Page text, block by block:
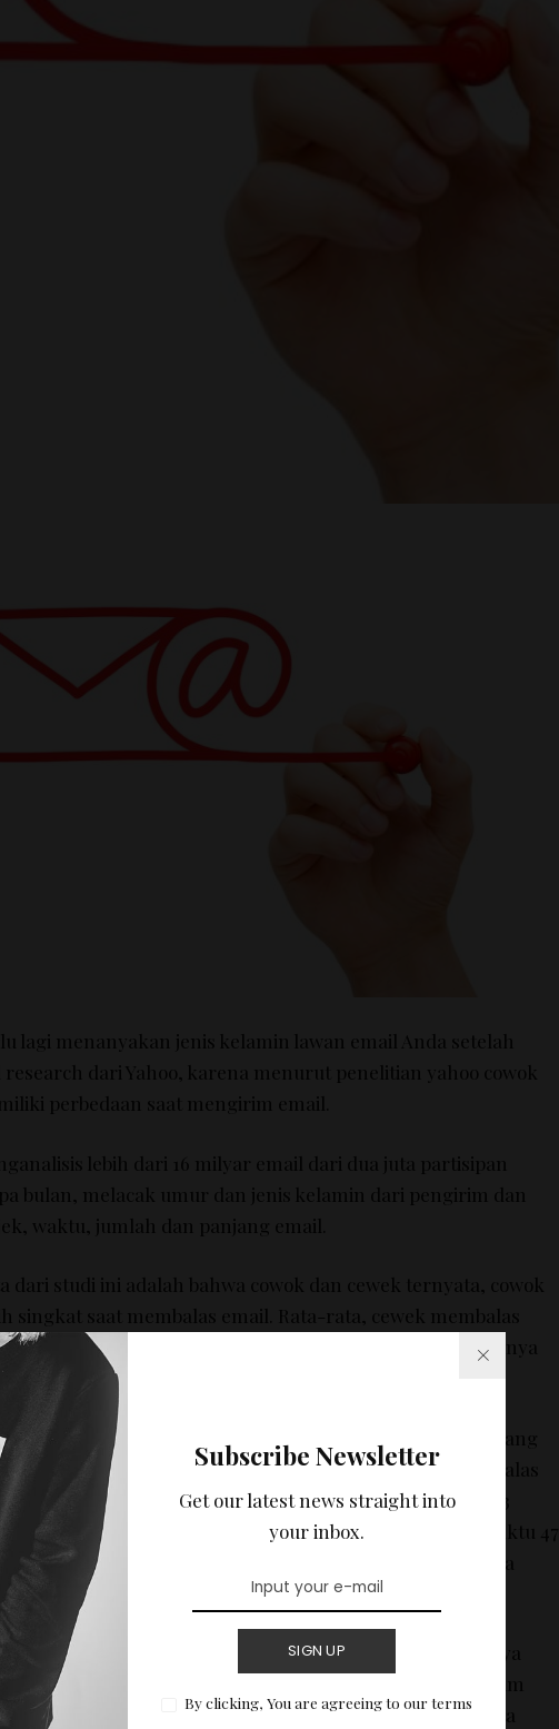
Subscribe Newsletter
Get our latest news straight into
your inbox.
SIGN UP
By clicking, You are agreeing to our terms
lagi menanyakan jenis kelamin lawan email Anda setelah
research dari Yahoo, karena menurut penelitian yahoo cowok
perbedaan saat mengirim email.
lebih dari 16 milyar email dari dua juta partisipan
bulan, melacak umur dan jenis kelamin dari pengirim dan
waktu, jumlah dan panjang email.
dari studi ini adalah bahwa cowok dan cewek ternyata, cowok
singkat saat membalas email. Rata-rata, cewek membalas
30 kata dan dalam waktu 24 menit. Sedangkan cowok hanya
28 kata dan dalam waktu 28 menit!
menemukan fakta bahwa umur mempengaruhi seseorang
email. Orang-orang yang lebih muda cenderung membalas
singkat. Remaja biasanya membalas email dalam waktu 13
orang dewasa berusia 51 tahun ke atas memerlukan waktu 47
email. Balasan email remaja biasanya berisi 17 kata
orang dewasa mereka menulis sampai 40 kata.
dari telpon genggam adalah yang tercepat, selanjutnya
lalu komputer. Balasan yang dikirim dari telepon genggam
singkat daripada email dari komputer, yakni berisi 27 kata